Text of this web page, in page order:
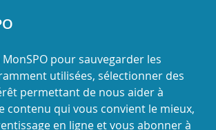
pour sauvegarder les
utilisées, sélectionner des
permettant de nous aider à
contenu qui vous convient le mieux,
en ligne et vous abonner à